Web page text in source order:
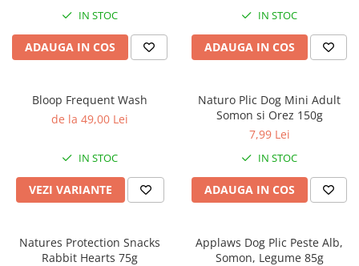
IN STOC
ADAUGA IN COS
IN STOC
ADAUGA IN COS
Bloop Frequent Wash
de la 49,00 Lei
IN STOC
VEZI VARIANTE
Naturo Plic Dog Mini Adult
Somon si Orez 150g
7,99 Lei
IN STOC
ADAUGA IN COS
Natures Protection Snacks
Rabbit Hearts 75g
Applaws Dog Plic Peste Alb,
Somon, Legume 85g